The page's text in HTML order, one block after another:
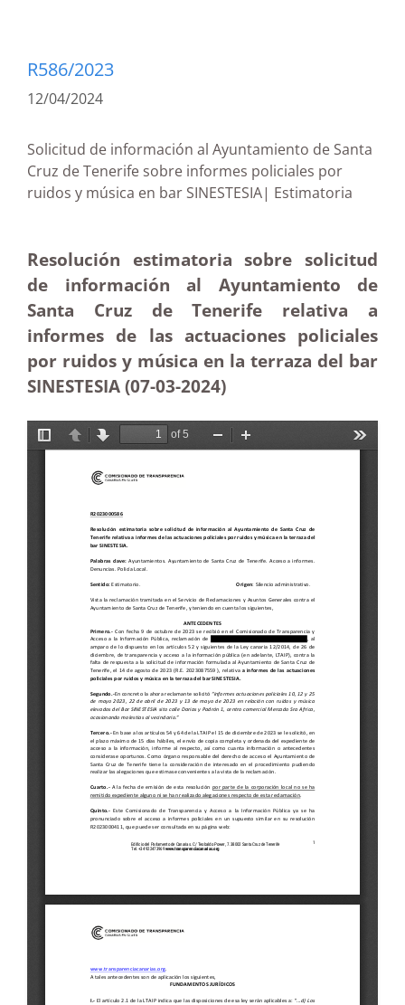
R586/2023
12/04/2024
Solicitud de información al Ayuntamiento de Santa
Cruz de Tenerife sobre informes policiales por
ruidos y música en bar SINESTESIA| Estimatoria
Resolución estimatoria sobre solicitud
de información al Ayuntamiento de
Santa Cruz de Tenerife relativa a
informes de las actuaciones policiales
por ruidos y música en la terraza del bar
SINESTESIA (07-03-2024)